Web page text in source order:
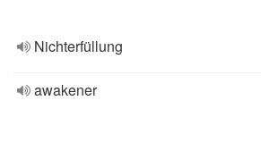
Nichterfüllung
awakener